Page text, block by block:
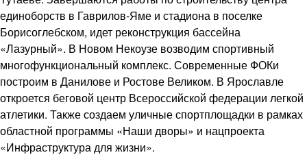
единоборств в Гаврилов-Яме и стадиона в поселке
Борисоглебском, идет реконструкция бассейна
«Лазурный». В Новом Некоузе возводим спортивный
многофункциональный комплекс. Современные ФОКи
построим в Данилове и Ростове Великом. В Ярославле
откроется беговой центр Всероссийской федерации легкой
атлетики. Также создаем уличные спортплощадки в рамках
областной программы «Наши дворы» и нацпроекта
«Инфраструктура для жизни».